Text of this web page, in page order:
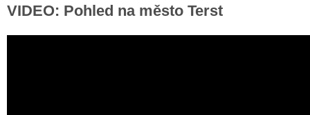
VIDEO: Pohled na město Terst